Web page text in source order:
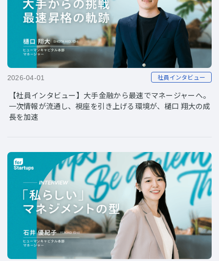
2026-04-01 社員インタビュー
【社員インタビュー】大手金融から最速でマネージャーへ。
一次情報が流通し、視座を引き上げる環境が、樋口 翔大の成
長を加速